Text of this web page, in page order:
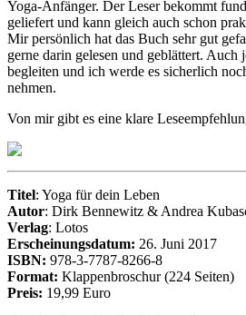
Yoga-Anfänger. Der Leser bekommt
geliefert und kann gleich auch schon
Mir persönlich hat das Buch sehr gut
gerne darin gelesen und geblättert.
begleiten und ich werde es sicherlich
nehmen.
Von mir gibt es eine klare
Titel: Yoga für dein Leben
Autor: Dirk Bennewitz & Andrea
Verlag: Lotos
Erscheinungsdatum: 26. Juni 2017
ISBN: 978-3-7787-8266-8
Format: Klappenbroschur (224 Seiten)
Preis: 19,99 Euro